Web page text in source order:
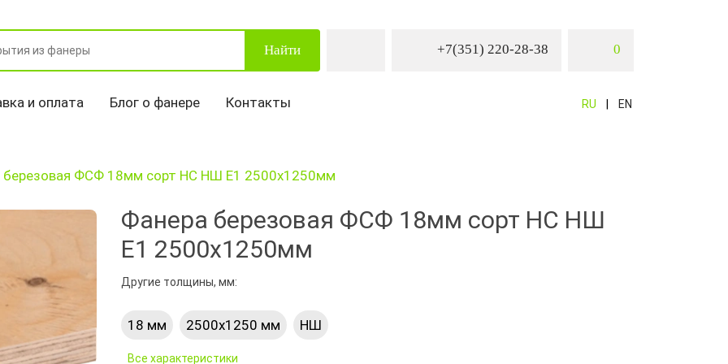
Найти +7(351) 220-28-38 0
и оплата Блог о фанере Контакты RU EN
березовая ФСФ 18мм сорт НС НШ Е1 2500х1250мм
Фанера березовая ФСФ 18мм сорт НС НШ
Е1 2500х1250мм
Другие толщины, мм:
18 мм 2500х1250 мм НШ
Все характеристики